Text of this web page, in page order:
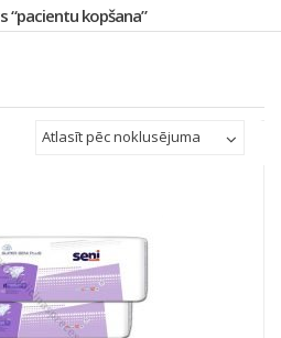
l
a
kopšana”
Atlasīt pēc noklusējuma